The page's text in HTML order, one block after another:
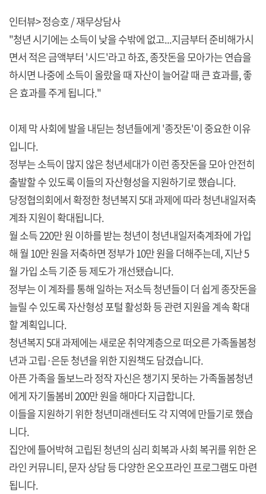
인터뷰> 정승호 / 재무상담사
"청년 시기에는 소득이 낮을 수밖에 없고...지금부터 준비해가시
면서 적은 금액부터 '시드'라고 하죠, 종잣돈을 모아가는 연습을
하시면 나중에 소득이 올랐을 때 자산이 늘어갈 때 큰 효과를, 좋
은 효과를 주게 됩니다."
이제 막 사회에 발을 내딛는 청년들에게 '종잣돈'이 중요한 이유
입니다.
정부는 소득이 많지 않은 청년세대가 이런 종잣돈을 모아 안전히
출발할 수 있도록 이들의 자산형성을 지원하기로 했습니다.
당정협의회에서 확정한 청년복지 5대 과제에 따라 청년내일저축
계좌 지원이 확대됩니다.
월 소득 220만 원 이하를 받는 청년이 청년내일저축계좌에 가입
해 월 10만 원을 저축하면 정부가 10만 원을 더해주는데, 지난 5
월 가입 소득 기준 등 제도가 개선됐습니다.
정부는 이 계좌를 통해 일하는 저소득 청년들이 더 쉽게 종잣돈을
늘릴 수 있도록 자산형성 포털 활성화 등 관련 지원을 계속 확대
할 계획입니다.
청년복지 5대 과제에는 새로운 취약계층으로 떠오른 가족돌봄청
년과 고립·은둔 청년을 위한 지원책도 담겼습니다.
아픈 가족을 돌보느라 정작 자신은 챙기지 못하는 가족돌봄청년
에게 자기돌봄비 200만 원을 해마다 지급합니다.
이들을 지원하기 위한 청년미래센터도 각 지역에 만들기로 했습
니다.
집안에 틀어박혀 고립된 청년의 심리 회복과 사회 복귀를 위한 온
라인 커뮤니티, 문자 상담 등 다양한 온오프라인 프로그램도 마련
됩니다.